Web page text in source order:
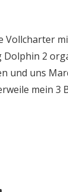
Vollcharter
Dolphin 2
und uns
mein 3